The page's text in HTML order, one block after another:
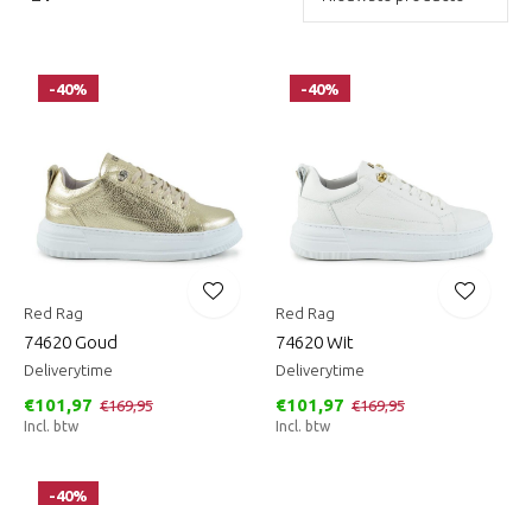
-40%
Red Rag
74620 Goud
Deliverytime
€101,97 €169,95
Incl. btw
-40%
Red Rag
74620 Wit
Deliverytime
€101,97 €169,95
Incl. btw
-40%